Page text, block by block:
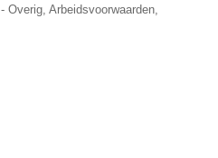
Overig, Arbeidsvoorwaarden,